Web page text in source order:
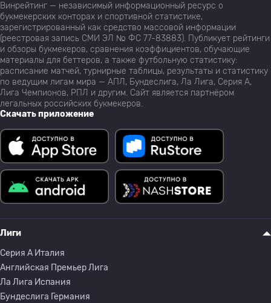
Винрейтинг — независимый информационный ресурс о
букмекерских конторах и спортивной статистике,
зарегистрированный как средство массовой информации
(реестровая запись СМИ ЭЛ № ФС 77-83883). Публикует рейтинги
и обзоры букмекеров, сравнения коэффициентов, обучающие
материалы для беттеров, а также футбольную статистику:
расписание матчей, турнирные таблицы, результаты и статистику
по ведущим лигам мира — АПЛ, Бундеслига, Ла Лига, Серия А,
Лига Чемпионов, РПЛ и другим. Сайт является партнёром
легальных российских букмекеров.
Скачать приложение
Лиги
Серия A Италия
Английская Премьер Лига
Ла Лига Испания
Бундеслига Германия